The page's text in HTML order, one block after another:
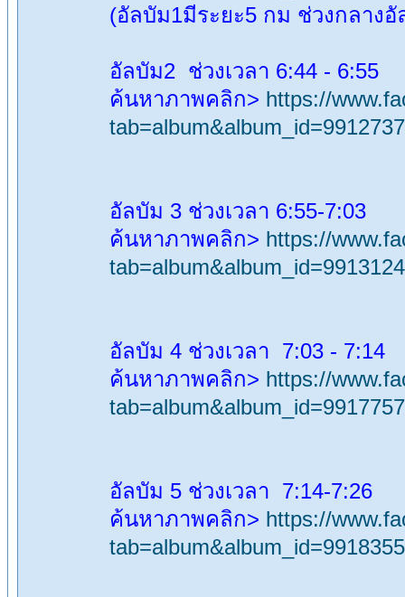
(อัลบัม1มีระยะ5 กม ช่วงกลางอั
อัลบัม2 ช่วงเวลา 6:44 - 6:55
ค้นหาภาพคลิก> https://
อัลบัม 3 ช่วงเวลา 6:55-7:03
ค้นหาภาพคลิก> https://
อัลบัม 4 ช่วงเวลา 7:03 - 7:14
ค้นหาภาพคลิก> https://
อัลบัม 5 ช่วงเวลา 7:14-7:26
ค้นหาภาพคลิก> https://